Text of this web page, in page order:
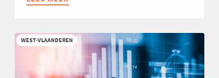
PRODUCT-
&
PORTFOLIOMANAGEMENT
WEST-VLAANDEREN